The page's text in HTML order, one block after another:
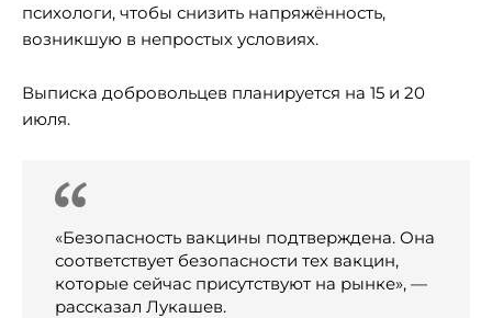
психологи, чтобы снизить напряжённость,
возникшую в непростых условиях.
Выписка добровольцев планируется на 15 и 20
июля.
«Безопасность вакцины подтверждена. Она
соответствует безопасности тех вакцин,
которые сейчас присутствуют на рынке», —
рассказал Лукашев.